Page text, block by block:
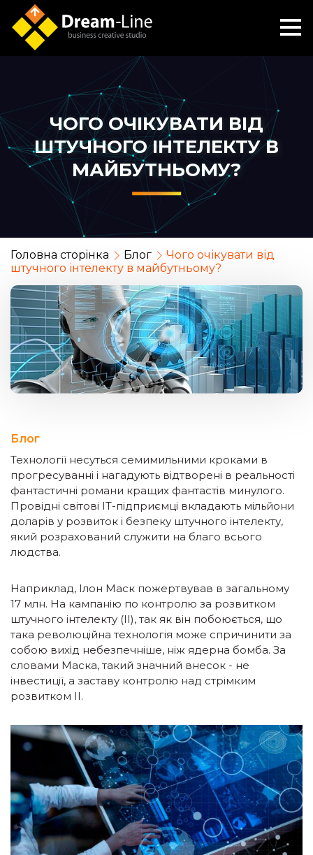
ЧОГО ОЧІКУВАТИ ВІД
ШТУЧНОГО ІНТЕЛЕКТУ В
МАЙБУТНЬОМУ?
Головна сторiнка Блог
Чого очікувати від
штучного інтелекту в майбутньому?
Блог
Технології несуться семимильними кроками в
прогресуванні і нагадують відтворені в реальності
фантастичні романи кращих фантастів минулого.
Провідні світові IT-підприємці вкладають мільйони
доларів у розвиток і безпеку штучного інтелекту,
який розрахований служити на благо всього
людства.
Наприклад, Ілон Маск пожертвував в загальному
17 млн. На кампанію по контролю за розвитком
штучного інтелекту (ІІ), так як він побоюється, що
така революційна технологія може спричинити за
собою вихід небезпечніше, ніж ядерна бомба. За
словами Маска, такий значний внесок - не
інвестиції, а заставу контролю над стрімким
розвитком ІІ.